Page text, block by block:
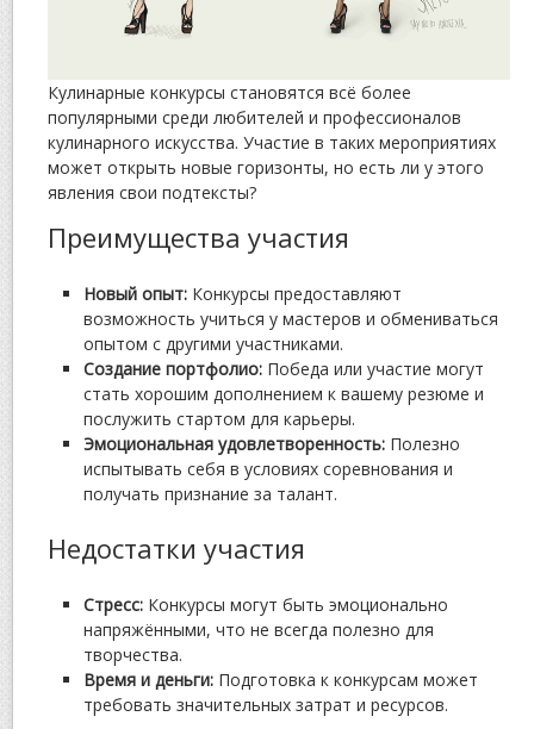
Кулинарные конкурсы становятся всё более
популярными среди любителей и профессионалов
кулинарного искусства. Участие в таких мероприятиях
может открыть новые горизонты, но есть ли у этого
явления свои подтексты?
Преимущества участия
Новый опыт: Конкурсы предоставляют
возможность учиться у мастеров и обмениваться
опытом с другими участниками.
Создание портфолио: Победа или участие могут
стать хорошим дополнением к вашему резюме и
послужить стартом для карьеры.
Эмоциональная удовлетворенность: Полезно
испытывать себя в условиях соревнования и
получать признание за талант.
Недостатки участия
Стресс: Конкурсы могут быть эмоционально
напряжёнными, что не всегда полезно для
творчества.
Время и деньги: Подготовка к конкурсам может
требовать значительных затрат и ресурсов.